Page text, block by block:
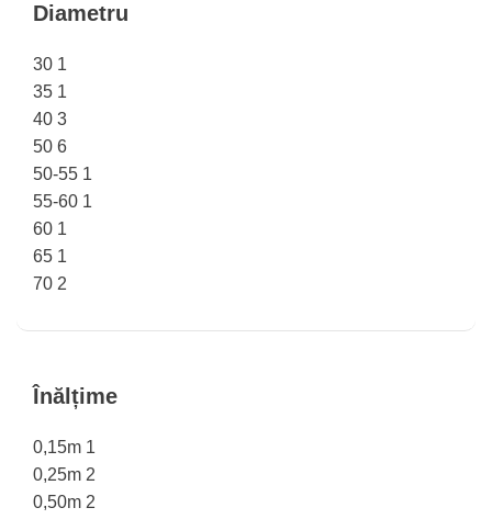
Diametru
30 1
35 1
40 3
50 6
50-55 1
55-60 1
60 1
65 1
70 2
Înălțime
0,15m 1
0,25m 2
0,50m 2